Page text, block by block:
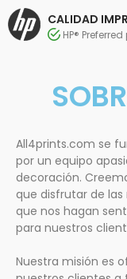
CALIDAD
HP®
All4prints.com se
por un equipo
decoración.
que disfrutar de
que nos hagan
para nuestros
Nuestra misión es